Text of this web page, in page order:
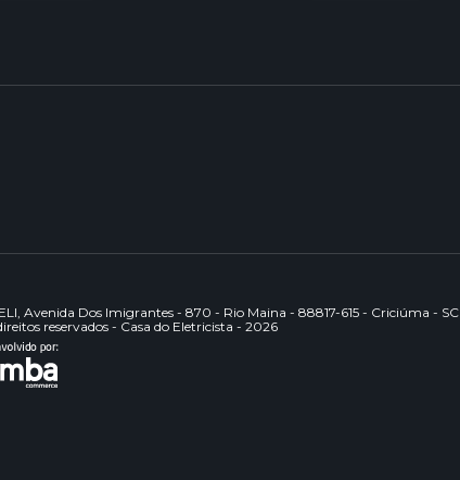
Avenida Dos Imigrantes - 870 - Rio Maina - 88817-615 - Criciúma - SC
reservados - Casa do Eletricista - 2026